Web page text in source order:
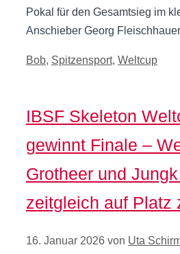
Pokal für den Gesamtsieg im
Anschieber Georg
Kategorien
Bob, Spitzensport, Weltcup
IBSF Skeleton
gewinnt Finale –
Grotheer und
zeitgleich auf Platz
16. Januar 2026 von Uta